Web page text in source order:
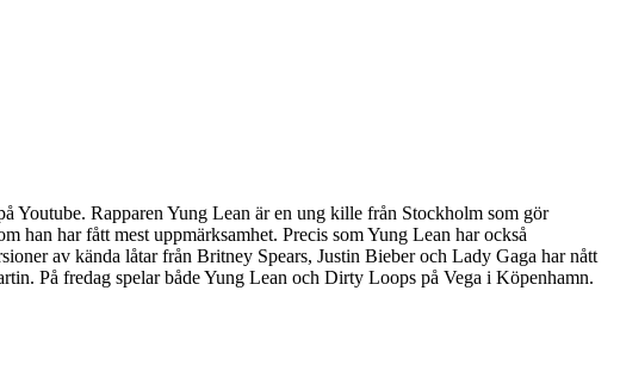
Youtube. Rapparen Yung Lean är en ung kille från Stockholm som gör
har fått mest uppmärksamhet. Precis som Yung Lean har också
av kända låtar från Britney Spears, Justin Bieber och Lady Gaga har nått
På fredag spelar både Yung Lean och Dirty Loops på Vega i Köpenhamn.